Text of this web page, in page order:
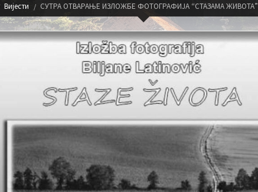
Вијести СУТРА ОТВАРАЊЕ ИЗЛОЖБЕ ФОТОГРАФИЈА “СТАЗАМА ЖИВОТА”